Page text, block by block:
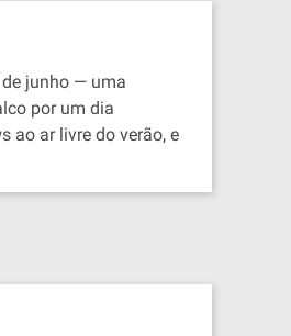
de junho — uma
por um dia
ao ar livre do verão, e